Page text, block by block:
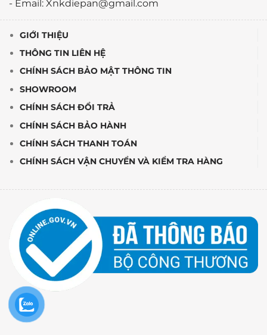
- Email: Xnkdiepan@gmail.com
GIỚI THIỆU
THÔNG TIN LIÊN HỆ
CHÍNH SÁCH BẢO MẬT THÔNG TIN
SHOWROOM
CHÍNH SÁCH ĐỔI TRẢ
CHÍNH SÁCH BẢO HÀNH
CHÍNH SÁCH THANH TOÁN
CHÍNH SÁCH VẬN CHUYỂN VÀ KIỂM TRA HÀNG